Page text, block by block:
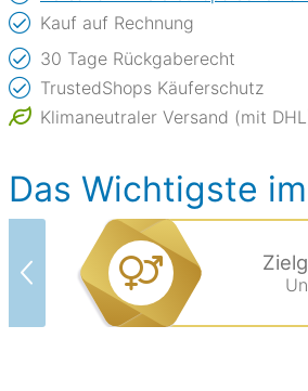
Kauf auf Rechnung
30 Tage Rückgaberecht
TrustedShops Käuferschutz
Klimaneutraler Versand (mit
Das Wichtigste